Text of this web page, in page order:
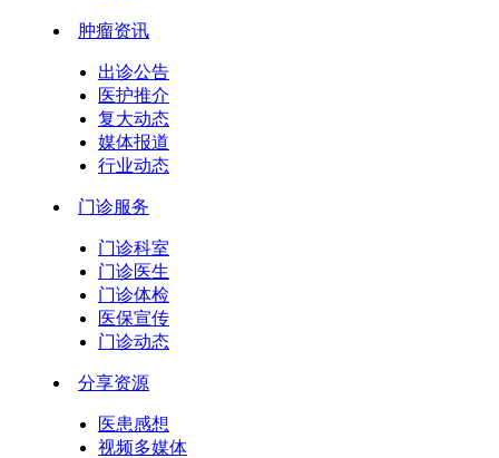
肿瘤资讯
出诊公告
医护推介
复大动态
媒体报道
行业动态
门诊服务
门诊科室
门诊医生
门诊体检
医保宣传
门诊动态
分享资源
医患感想
视频多媒体